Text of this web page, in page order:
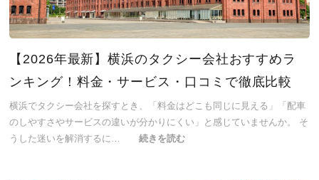
【2026年最新】横浜のタクシー会社おすすめラ
ンキング！料金・サービス・口コミで徹底比較
横浜でタクシー会社を探すとき、「料金はどこも同じに見える」「配車
のしやすさやサービスの違いが分かりにくい」と感じていませんか。 そ
うした迷いを解消するに… 続きを読む